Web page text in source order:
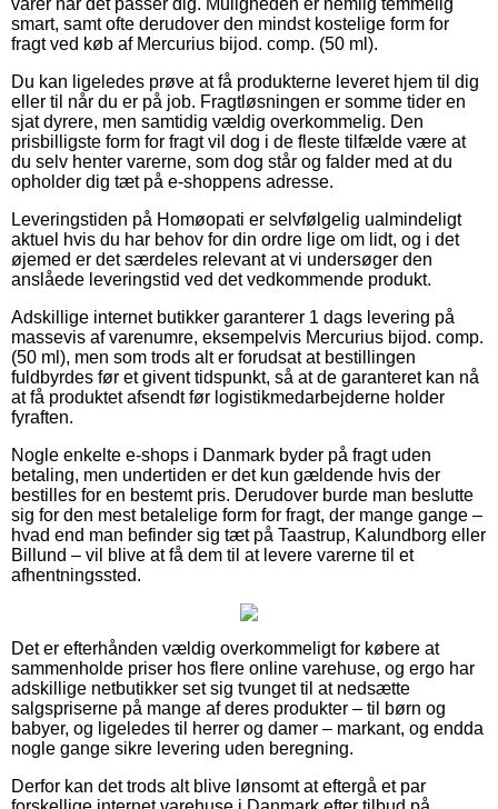
smart, samt ofte derudover den mindst kostelige form for
fragt ved køb af Mercurius bijod. comp. (50 ml).
Du kan ligeledes prøve at få produkterne leveret hjem til dig
eller til når du er på job. Fragtløsningen er somme tider en
sjat dyrere, men samtidig vældig overkommelig. Den
prisbilligste form for fragt vil dog i de fleste tilfælde være at
du selv henter varerne, som dog står og falder med at du
opholder dig tæt på e-shoppens adresse.
Leveringstiden på Homøopati er selvfølgelig ualmindeligt
aktuel hvis du har behov for din ordre lige om lidt, og i det
øjemed er det særdeles relevant at vi undersøger den
anslåede leveringstid ved det vedkommende produkt.
Adskillige internet butikker garanterer 1 dags levering på
massevis af varenumre, eksempelvis Mercurius bijod. comp.
(50 ml), men som trods alt er forudsat at bestillingen
fuldbyrdes før et givent tidspunkt, så at de garanteret kan nå
at få produktet afsendt før logistikmedarbejderne holder
fyraften.
Nogle enkelte e-shops i Danmark byder på fragt uden
betaling, men undertiden er det kun gældende hvis der
bestilles for en bestemt pris. Derudover burde man beslutte
sig for den mest betalelige form for fragt, der mange gange –
hvad end man befinder sig tæt på Taastrup, Kalundborg eller
Billund – vil blive at få dem til at levere varerne til et
afhentningssted.
Det er efterhånden vældig overkommeligt for købere at
sammenholde priser hos flere online varehuse, og ergo har
adskillige netbutikker set sig tvunget til at nedsætte
salgspriserne på mange af deres produkter – til børn og
babyer, og ligeledes til herrer og damer – markant, og endda
nogle gange sikre levering uden beregning.
Derfor kan det trods alt blive lønsomt at eftergå et par